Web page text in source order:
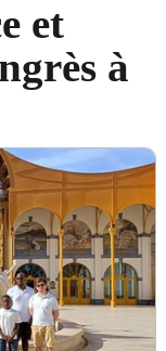
et
à